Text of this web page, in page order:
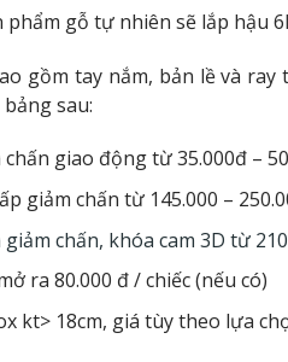
phẩm gỗ tự nhiên sẽ lắp hậu
gồm tay nắm, bản lề và
sau:
chấn giao động từ 35.000đ –
giảm chấn từ 145.000 –
giảm chấn, khóa cam 3D từ
ra 80.000 đ / chiếc (nếu có)
kt> 18cm, giá tùy theo lựa